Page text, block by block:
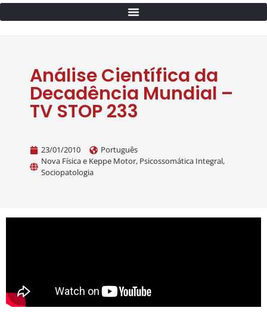
Análise Científica da
Decadência Mundial –
TV STOP 233
23/01/2010
Português
Nova Física e Keppe Motor, Psicossomática Integral,
Sociopatologia